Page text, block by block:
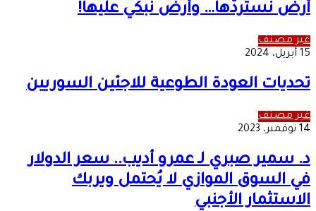
أرض نستردّها… وأرض نبكي عليها!
غير مصنف
15 أبريل، 2024
تحديات العودة الطوعية للاجئين السوريين
غير مصنف
14 نوفمبر، 2023
د. سمير صبري لـ عمرو أديب.. سعر الدولار
في السوق الموازي لا يُحتمل ويربك
الاستثمار الأجنبي